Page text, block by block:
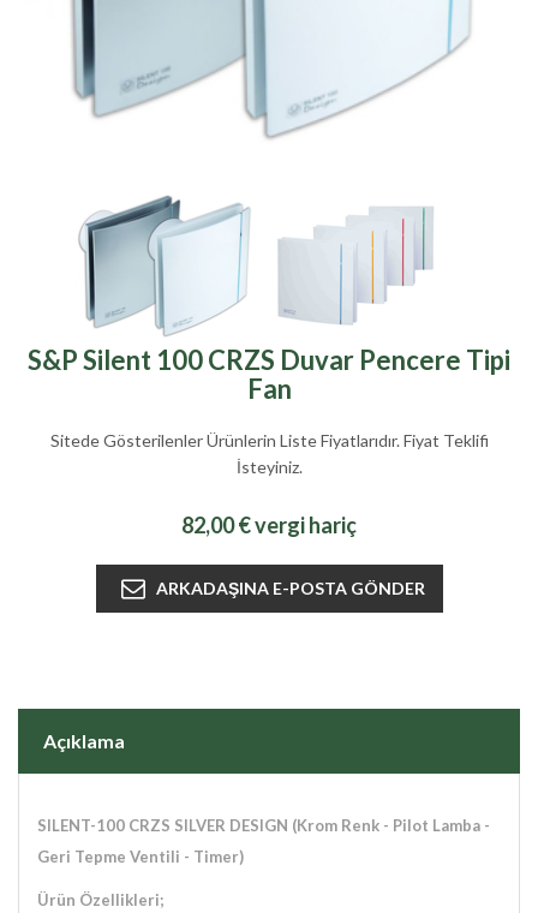
S&P Silent 100 CRZS Duvar Pencere Tipi
Fan
Sitede Gösterilenler Ürünlerin Liste Fiyatlarıdır. Fiyat Teklifi
İsteyiniz.
82,00 € vergi hariç
Açıklama
SILENT-100 CRZS SILVER DESIGN (Krom Renk - Pilot Lamba -
Geri Tepme Ventili - Timer)
Ürün Özellikleri;